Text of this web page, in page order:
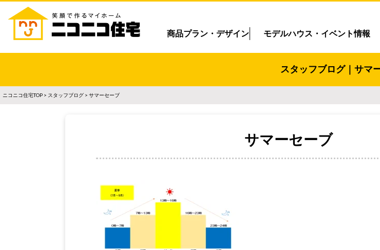
商品プラン・デザイン モデルハウス・イベント情報
スタッフブログ｜サマ
ニコニコ住宅TOP > スタッフブログ > サマーセーブ
サマーセーブ